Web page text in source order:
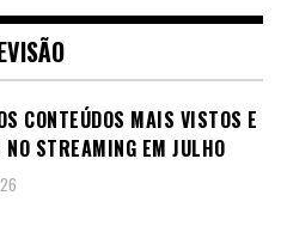
CONTEÚDOS MAIS VISTOS E
NO STREAMING EM JULHO